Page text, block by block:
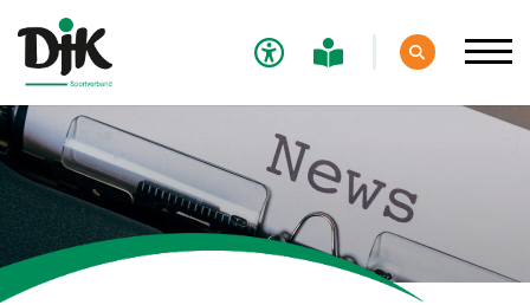
Verband
Aktuelles
Verbands-News